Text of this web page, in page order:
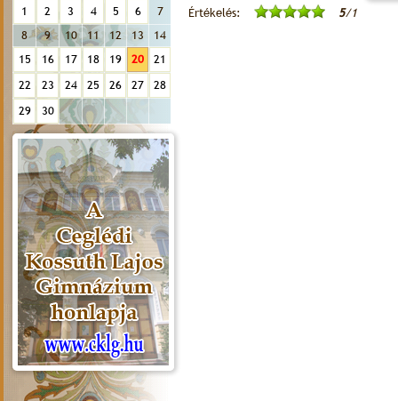
1 2 3 4 5 6
7
8
9 10 11 12 13
14
15
16 17 18 19 20
21
22
23 24 25 26 27
28
29
30
Értékelés: 5/1